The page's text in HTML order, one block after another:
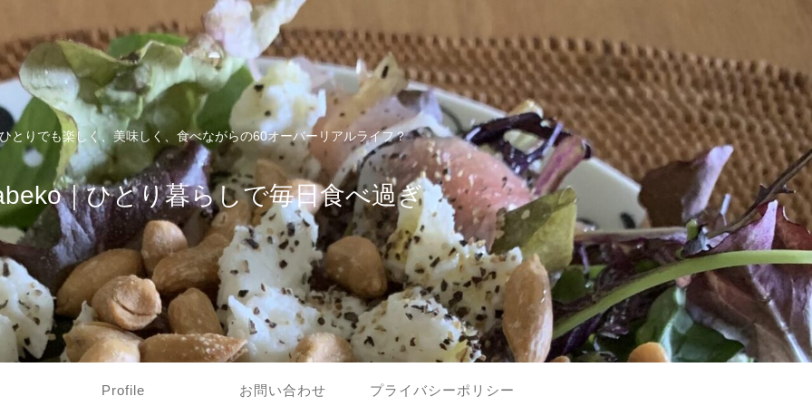
ひとりでも楽しく、美味しく、食べながらの60オーバーリアルライフ？
｜ひとり暮らしで毎日食べ過ぎ
Profile お問い合わせ プライバシーポリシー